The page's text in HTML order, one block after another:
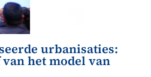
urbanisaties:
het model van